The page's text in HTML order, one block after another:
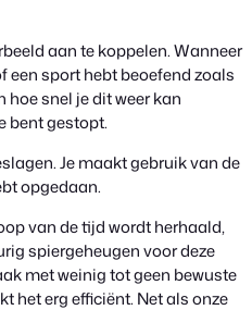
aan te koppelen. Wanneer
een sport hebt beoefend zoals
hoe snel je dit weer kan
bent gestopt.
Je maakt gebruik van de
opgedaan.
van de tijd wordt herhaald,
spiergeheugen voor deze
met weinig tot geen bewuste
het erg efficiënt. Net als onze